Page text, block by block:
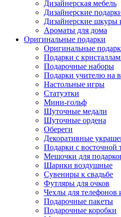
Дизайнерская мебель
Дизайнерские
Дизайнерские шкуры
Ароматы для дома
Оригинальные подарки
Оригинальные
Подарки с
Подарочные наборы
Подарки учителю на
Настольные игры
Статуэтки
Мини-гольф
Шуточные медали
Шуточные ордена
Обереги
Декоративные
Подарки с восточной
Мешочки для
Шарики воздушные
Сувениры к свадьбе
Футляры для очков
Чехлы для телефонов
Подарочные пакеты
Подарочные коробки